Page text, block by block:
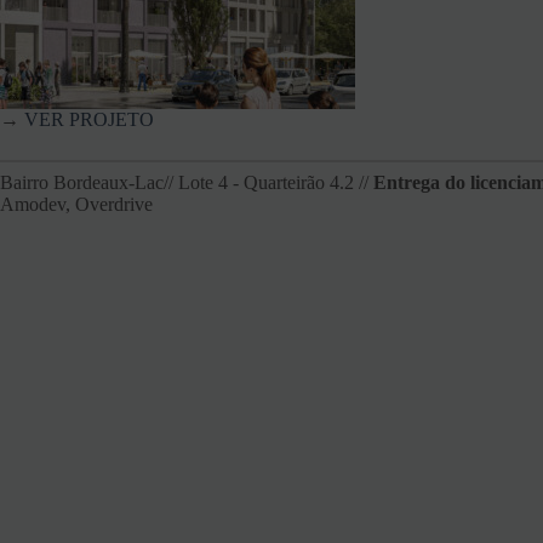
→ VER PROJETO
Bairro Bordeaux-Lac// Lote 4 - Quarteirão 4.2 // Entrega do
Amodev, Overdrive